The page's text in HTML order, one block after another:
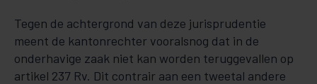
Tegen de achtergrond van deze jurisprudentie
meent de kantonrechter vooralsnog dat in de
onderhavige zaak niet kan worden teruggevallen op
artikel 237 Rv. Dit contrair aan een tweetal andere